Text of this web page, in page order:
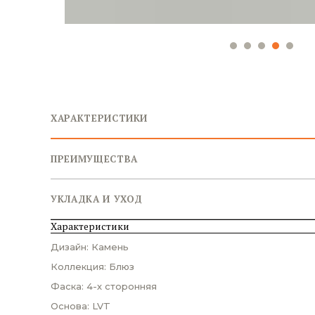
ХАРАКТЕРИСТИКИ
ПРЕИМУЩЕСТВА
УКЛАДКА И УХОД
Характеристики
Дизайн: Камень
Коллекция: Блюз
Фаска: 4-х сторонняя
Основа: LVT